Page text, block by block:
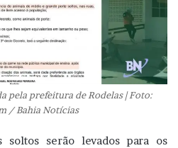
pela prefeitura de Rodelas | Foto:
/ Bahia Notícias
soltos serão levados para os